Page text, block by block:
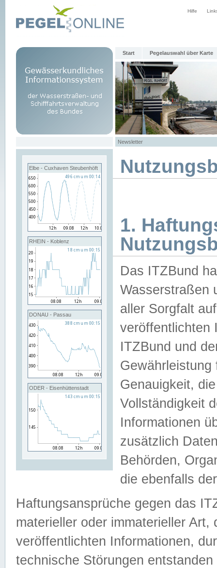
Hilfe
Start Pegelauswahl über Karte
Newsletter
Elbe - Cuxhaven Steubenhöft
RHEIN - Koblenz
DONAU - Passau
ODER - Eisenhüttenstadt
1.
Das ITZBund
Wasserstraßen
aller Sorgfalt
veröffentlichten
ITZBund und
Genauigkeit,
Vollständigkeit
Informationen
zusätzlich
Behörden,
die ebenfalls
Haftungsansprüche gegen das
materieller oder immaterieller
veröffentlichten Informationen,
technische Störungen